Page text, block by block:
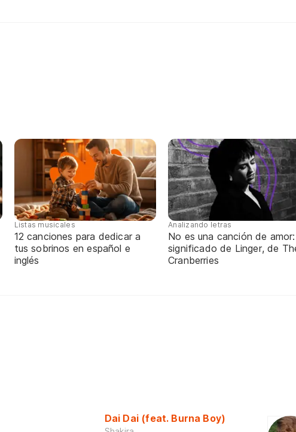
Listas musicales
12 canciones para dedicar a
tus sobrinos en español e
inglés
Analizando letras
No es una canción de amor:
significado de Linger, de
Cranberries
Dai Dai (feat. Burna Boy)